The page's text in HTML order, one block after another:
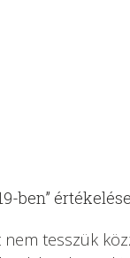
ben”
tesszük